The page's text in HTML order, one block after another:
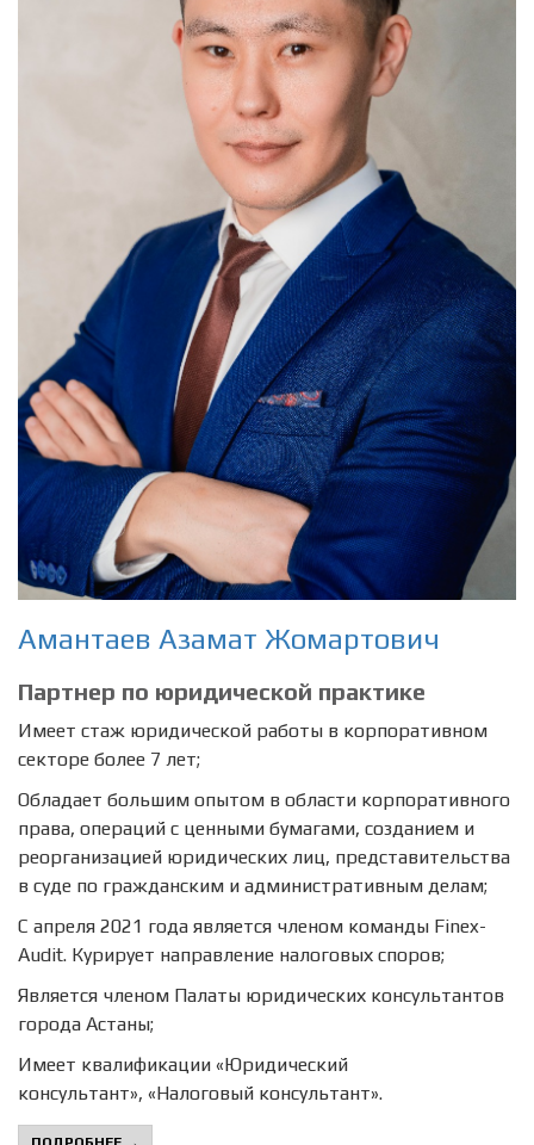
Амантаев Азамат Жомартович
Партнер по юридической практике
Имеет стаж юридической работы в корпоративном
секторе более 7 лет;
Обладает большим опытом в области корпоративного
права, операций с ценными бумагами, созданием и
реорганизацией юридических лиц, представительства
в суде по гражданским и административным делам;
С апреля 2021 года является членом команды Finex-
Audit. Курирует направление налоговых споров;
Является членом Палаты юридических консультантов
города Астаны;
Имеет квалификации «Юридический
консультант», «Налоговый консультант».